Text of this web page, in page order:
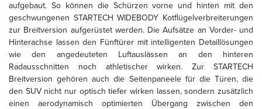
aufgebaut. So können die Schürzen vorne und hinten mit den
geschwungenen STARTECH WIDEBODY Kotflügelverbreiterungen
zur Breitversion aufgerüstet werden. Die Aufsätze an Vorder- und
Hinterachse lassen den Fünftürer mit intelligenten Detaillösungen
wie den angedeuteten Luftauslässen an den hinteren
Radausschnitten noch athletischer wirken. Zur STARTECH
Breitversion gehören auch die Seitenpaneele für die Türen, die
den SUV nicht nur optisch tiefer wirken lassen, sondern zusätzlich
einen aerodynamisch optimierten Übergang zwischen den
finden
Sie
in
unserer
Datenschutzerklärung